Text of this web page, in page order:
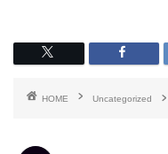
HOME Uncategorized